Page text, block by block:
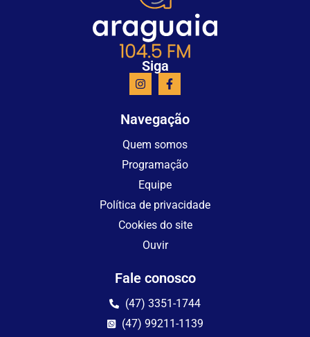
Siga
Navegação
Quem somos
Programação
Equipe
Política de privacidade
Cookies do site
Ouvir
Fale conosco
(47) 3351-1744
(47) 99211-1139